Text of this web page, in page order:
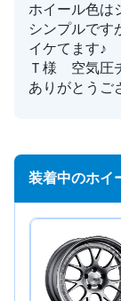
ホイール色は
シンプルです
イケてます♪
Ｔ様 空気圧
ありがとうご
装着中のホイ